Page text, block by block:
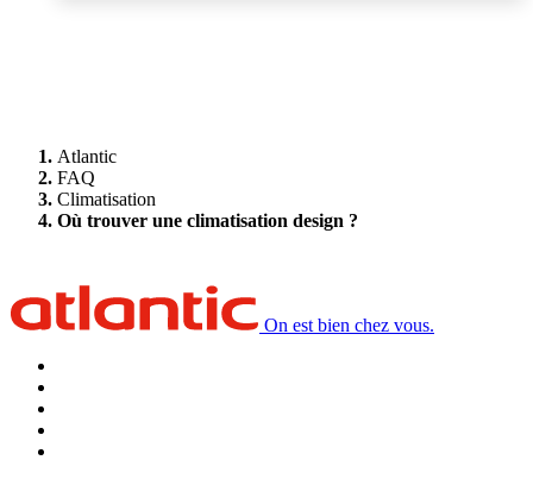
Atlantic
FAQ
Climatisation
Où trouver une climatisation design ?
On est bien chez vous.